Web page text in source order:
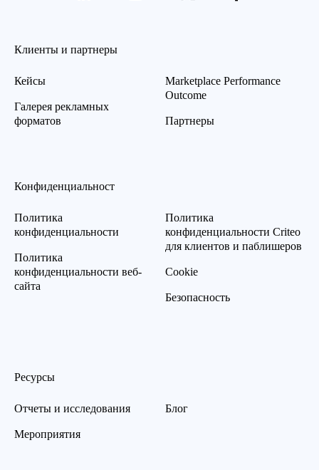
Клиенты и партнеры
Кейсы
Галерея рекламных
форматов
Marketplace Performance
Outcome
Партнеры
Конфиденциальност
Политика
конфиденциальности
Политика
конфиденциальности веб-
сайта
Политика
конфиденциальности Criteo
для клиентов и паблишеров
Cookie
Безопасность
Ресурсы
Отчеты и исследования
Мероприятия
Блог